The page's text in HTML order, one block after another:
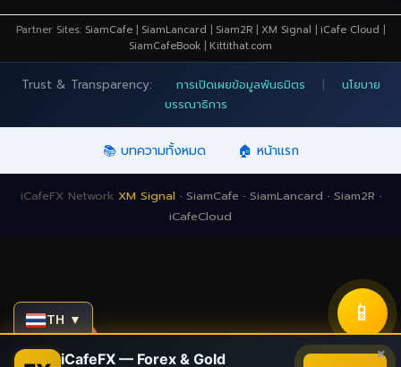
TH ▼ 📱
Partner Sites: SiamCafe | SiamLancard | Siam2R | XM Signal | iCafe Cloud |
SiamCafeBook | Kittithat.com
Trust & Transparency: การเปิดเผยข้อมูลพันธมิตร |
นโยบาย
บรรณาธิการ
📚 บทความทั้งหมด 🏠 หน้าแรก
iCafeFX — Forex & Gold ×
iCafeFX Network XM Signal · SiamCafe · SiamLancard · Siam2R ·
iCafeCloud
Contact us